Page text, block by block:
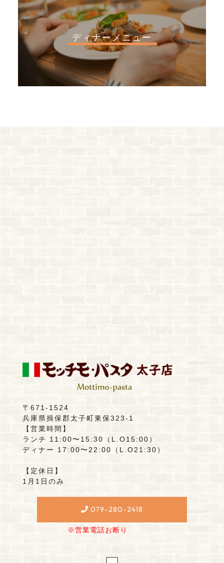
ディナーメニュー
〒671-1524
兵庫県揖保郡太子町東保323-1
【営業時間】
ランチ 11:00〜15:30（L.O15:00）
ディナー 17:00〜22:00（L.O21:30）
【定休日】
1月1日のみ
079-280-2418
※営業電話お断り